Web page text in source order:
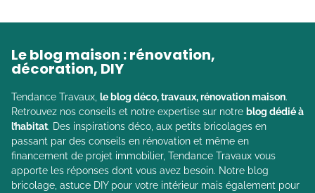
Le blog maison : rénovation,
décoration, DIY
Tendance Travaux, le blog déco, travaux, rénovation maison.
Retrouvez nos conseils et notre expertise sur notre blog dédié à
l’habitat. Des inspirations déco, aux petits bricolages en
passant par des conseils en rénovation et même en
financement de projet immobilier, Tendance Travaux vous
apporte les réponses dont vous avez besoin. Notre blog
bricolage, astuce DIY pour votre intérieur mais également pour